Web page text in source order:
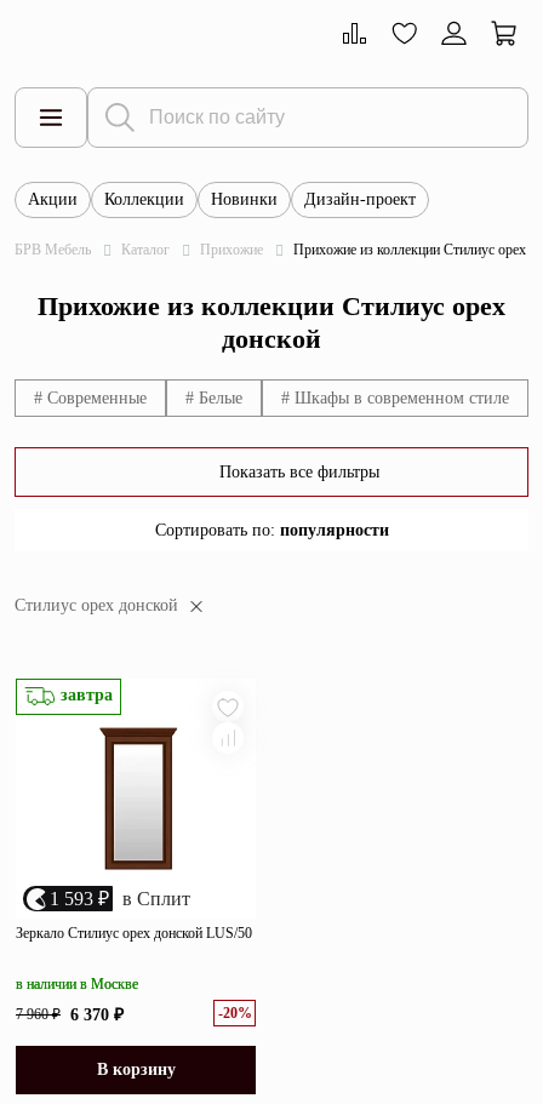
Все товары
Тумбы
Шкафы
Комоды
Полки
Прихожие
О нас
Наши салоны
Покупателям
Обратный звонок
Акции Коллекции Новинки Дизайн-проект
БРВ Мебель Каталог Прихожие Прихожие из коллекции Стилиус орех
Прихожие из коллекции Стилиус орех
донской
# Современные # Белые # Шкафы в современном стиле
Показать все фильтры
Сортировать по: популярности
Стилиус орех донской
завтра
1 593 ₽ в Сплит
Зеркало Стилиус орех донской LUS/50
7 960 ₽ 6 370 ₽ -20%
в наличии в Москве
В корзину